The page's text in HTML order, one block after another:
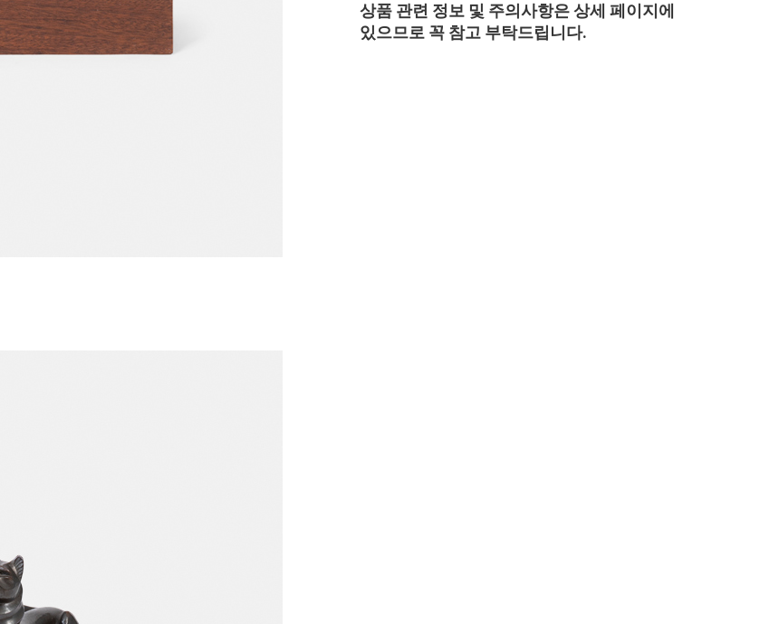
상품 관련 정보 및 주의사항은 상세 페이지에
있으므로 꼭 참고 부탁드립니다.